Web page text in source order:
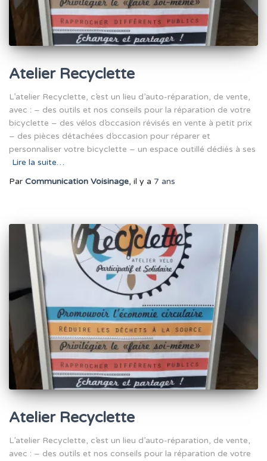
Atelier Recyclette
L’atelier Recyclette, c’est un lieu d’auto-réparation, de vente,
avec : – des outils et nos conseils pour la réparation de votre
bicyclette – des vélos d’occasion révisés en vente à petit prix
– des pièces détachées d’occasion pour réparer et
personnaliser votre bicyclette – un espace outillé dédiés à ses
Lire la suite…
Par Communication Voisinage, il y a 7 ans
Atelier Recyclette
L’atelier Recyclette, c’est un lieu d’auto-réparation, de vente,
avec : – des outils et nos conseils pour la réparation de votre